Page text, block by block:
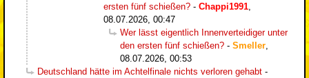
ersten fünf schießen? - Chappi1991
08.07.2026, 00:47
Wer lässt eigentlich Innenverteidiger unter
den ersten fünf schießen? - Smeller
08.07.2026, 00:53
Deutschland hätte im Achtelfinale nichts verloren gehabt -